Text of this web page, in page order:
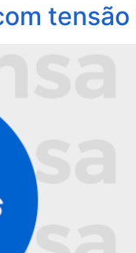
tensão